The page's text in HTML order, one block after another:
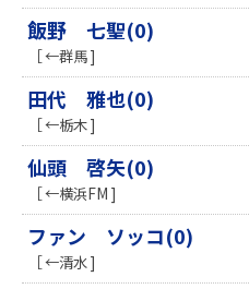
飯野 七聖(0)
［ ←群馬 ]
田代 雅也(0)
［ ←栃木 ]
仙頭 啓矢(0)
［ ←横浜FM ]
ファン ソッコ(0)
［ ←清水 ]